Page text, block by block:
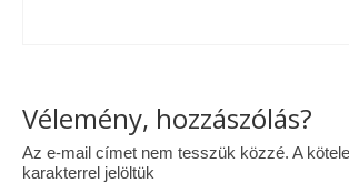
Vélemény, hozzászólás?
Az e-mail címet nem tesszük közzé. A
karakterrel jelöltük